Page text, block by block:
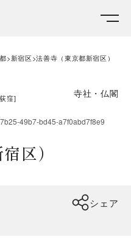
新宿区 法善寺（東京都新宿区）
窪] 寺社・仏閣
49b7-bd45-a7f0abd7f8e9
区）
シェア